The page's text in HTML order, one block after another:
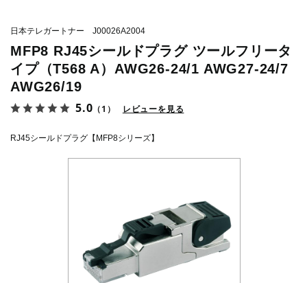
日本テレガートナー J00026A2004
MFP8 RJ45シールドプラグ ツールフリータ
イプ（T568 A）AWG26-24/1 AWG27-24/7
AWG26/19
5.0 （1） レビューを見る
RJ45シールドプラグ【MFP8シリーズ】